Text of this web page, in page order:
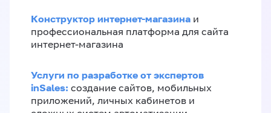
Конструктор интернет-магазина и
профессиональная платформа для сайта
интернет-магазина
Услуги по разработке от экспертов
inSales: создание сайтов, мобильных
приложений, личных кабинетов и